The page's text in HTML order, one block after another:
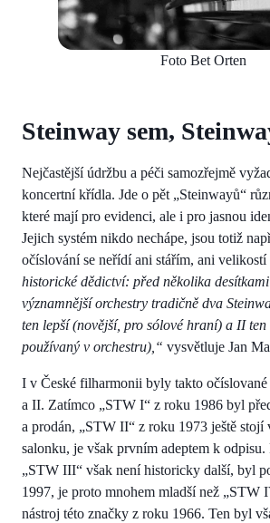
Foto Bet Orten
Steinway sem,
Nejčastější údržbu a péči samozřejmě
koncertní křídla. Jde o pět „Steinwayů“
které mají pro evidenci, ale i pro jasnou
Jejich systém nikdo nechápe, jsou totiž
očíslování se neřídí ani stářím, ani velikostí
historické dědictví: před několika
významnější orchestry tradičně dva
ten lepší (novější, pro sólové hraní) a II
používaný v orchestru),“ vysvětluje Jan
I v České filharmonii byly takto
a II. Zatímco „STW I“ z roku 1986 byl
a prodán, „STW II“ z roku 1973 ještě stojí
salonku, je však prvním adeptem k
„STW III“ však není historicky další, byl
1997, je proto mnohem mladší než „STW
nástroj této značky z roku 1966. Ten byl